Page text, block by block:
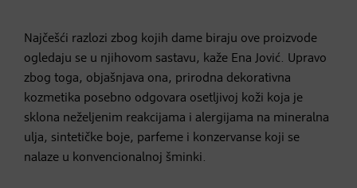
Najčešći razlozi zbog kojih dame biraju ove proizvode
ogledaju se u njihovom sastavu, kaže Ena Jović. Upravo
zbog toga, objašnjava ona, prirodna dekorativna
kozmetika posebno odgovara osetljivoj koži koja je
sklona neželjenim reakcijama i alergijama na mineralna
ulja, sintetičke boje, parfeme i konzervanse koji se
nalaze u konvencionalnoj šminki.